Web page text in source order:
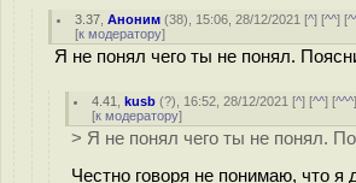
3.37 ,Аноним (38), 15:06, 28/12/2021 [^] [^^] [
[к модератору]
Я не понял чего ты не понял.
4.41 ,kusb (?), 16:52, 28/12/2021 [^] [^^] [^^^
[к модератору]
> Я не понял чего ты не понял.
Честно говоря не понимаю, что я